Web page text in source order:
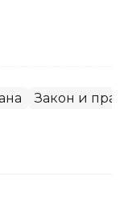
Закон и